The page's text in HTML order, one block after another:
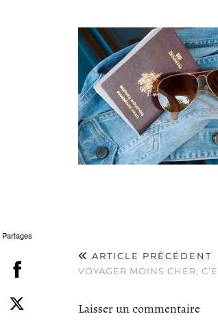
ARTICLE PRÉCÉDENT
VOYAGER MOINS CHER,
Laisser un commentaire
Partages